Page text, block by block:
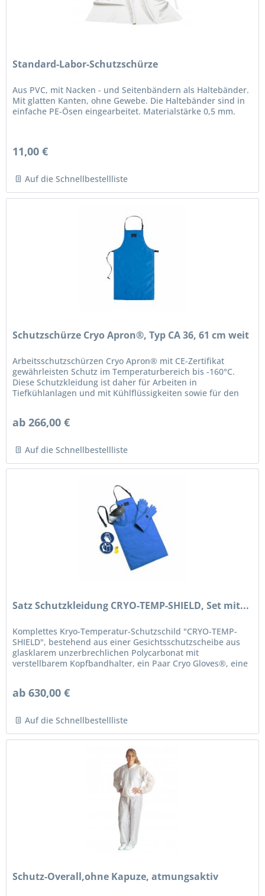
Standard-Labor-Schutzschürze
Aus PVC, mit Nacken - und Seitenbändern als Haltebänder.
Mit glatten Kanten, ohne Gewebe. Die Haltebänder sind in
einfache PE-Ösen eingearbeitet. Materialstärke 0,5 mm.
11,00 €
Auf die Schnellbestellliste
Schutzschürze Cryo Apron®, Typ CA 36, 61 cm weit
Arbeitsschutzschürzen Cryo Apron® mit CE-Zertifikat
gewährleisten Schutz im Temperaturbereich bis -160°C.
Diese Schutzkleidung ist daher für Arbeiten in
Tiefkühlanlagen und mit Kühlflüssigkeiten sowie für den
ab 266,00 €
Auf die Schnellbestellliste
Satz Schutzkleidung CRYO-TEMP-SHIELD, Set mit...
Komplettes Kryo-Temperatur-Schutzschild "CRYO-TEMP-
SHIELD", bestehend aus einer Gesichtsschutzscheibe aus
glasklarem unzerbrechlichen Polycarbonat mit
verstellbarem Kopfbandhalter, ein Paar Cryo Gloves®, eine
ab 630,00 €
Auf die Schnellbestellliste
Schutz-Overall,ohne Kapuze, atmungsaktiv